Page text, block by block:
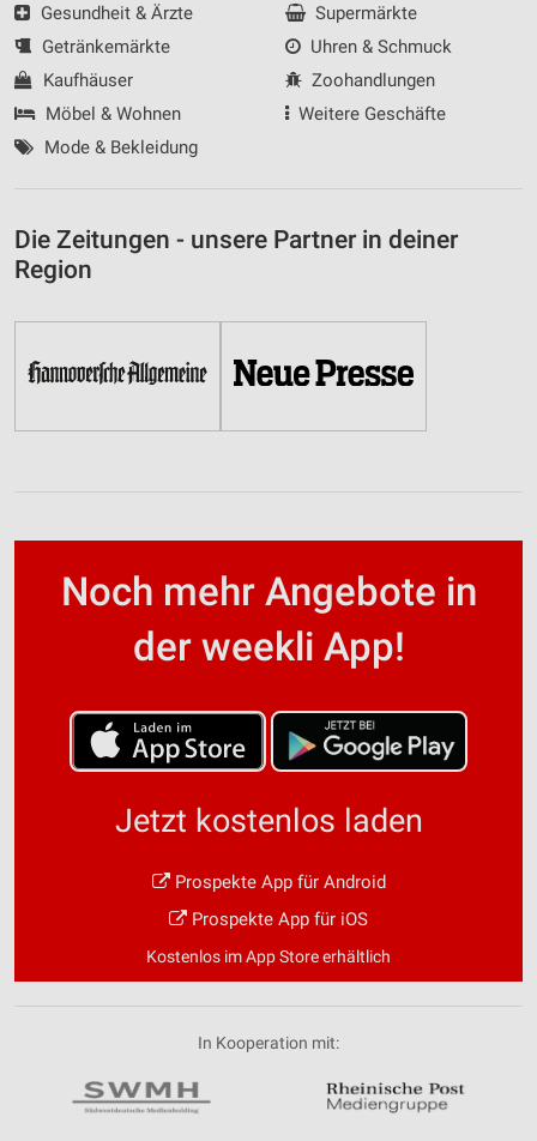
Gesundheit & Ärzte
Getränkemärkte
Kaufhäuser
Möbel & Wohnen
Mode & Bekleidung
Supermärkte
Uhren & Schmuck
Zoohandlungen
Weitere Geschäfte
Die Zeitungen - unsere Partner in deiner
Region
Noch mehr Angebote in
der weekli App!
Jetzt kostenlos laden
Prospekte App für Android
Prospekte App für iOS
Kostenlos im App Store erhältlich
In Kooperation mit: